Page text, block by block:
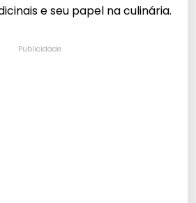
e seu papel na culinária.
Publicidade